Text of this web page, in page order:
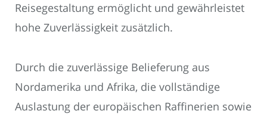
Reisegestaltung ermöglicht und gewährleistet
hohe Zuverlässigkeit zusätzlich.
Durch die zuverlässige Belieferung aus
Nordamerika und Afrika, die vollständige
Auslastung der europäischen Raffinerien sowie